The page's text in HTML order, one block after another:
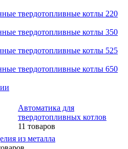
твердотопливные котлы 220
твердотопливные котлы 350
твердотопливные котлы 525
твердотопливные котлы 650
Автоматика для
твердотопливных котлов
11 товаров
из металла